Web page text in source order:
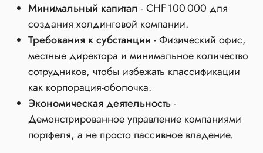
Минимальный капитал - CHF 100 000 для
создания холдинговой компании.
Требования к субстанции - Физический офис,
местные директора и минимальное количество
сотрудников, чтобы избежать классификации
как корпорация‑оболочка.
Экономическая деятельность-
Демонстрированное управление компаниями
портфеля, а не просто пассивное владение.